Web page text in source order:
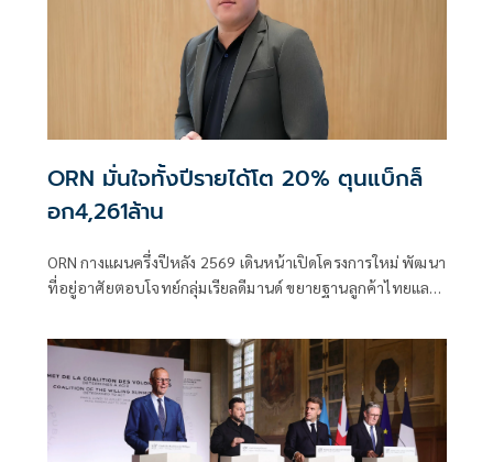
ORN มั่นใจทั้งปีรายได้โต 20% ตุนแบ็กล็
อก4,261ล้าน
ORN กางแผนครึ่งปีหลัง 2569 เดินหน้าเปิดโครงการใหม่ พัฒนา
ที่อยู่อาศัยตอบโจทย์กลุ่มเรียลดีมานด์ ขยายฐานลูกค้าไทยและ
โรงเรียนนานาชาติ ธุรกิจทรัพย์มือสอง มั่นใจรายได้โตตามเป้า
20% ตุน Backlog 4,261ล้าน